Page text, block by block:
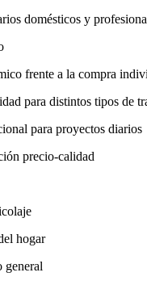
domésticos y
frente a la compra
para distintos tipos de
para proyectos diarios
precio-calidad
hogar
general